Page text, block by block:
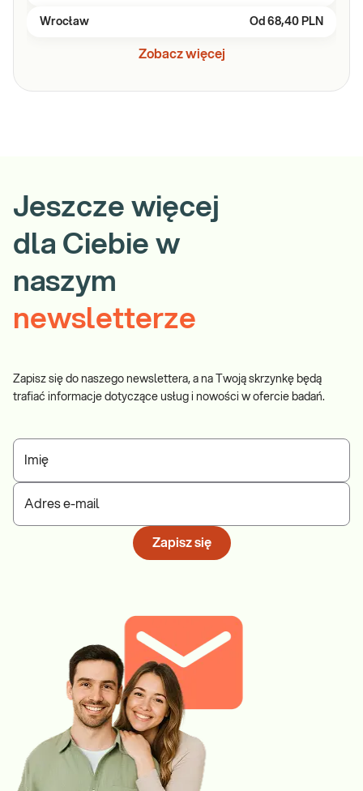
Wrocław Od 68,40 PLN
Zobacz więcej
Jeszcze więcej
dla Ciebie w
naszym
newsletterze
Zapisz się do naszego newslettera, a na Twoją skrzynkę będą
trafiać informacje dotyczące usług i nowości w ofercie badań.
Imię
Adres e-mail
Zapisz się